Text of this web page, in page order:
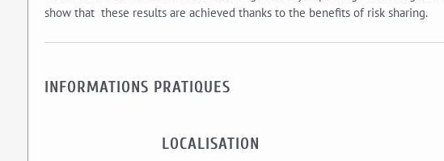
show that these results are achieved thanks to the benefits of risk sharing.
INFORMATIONS PRATIQUES
LOCALISATION